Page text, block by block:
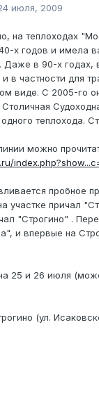
июля, 2009
на теплоходах
х годов и имела
Даже в 90-х годах,
в частности для
виде. С 2005-го
теплохода.
можно
пробное
участке причал
"Строгино" .
и впервые на
25 и 26 июля
(ул.